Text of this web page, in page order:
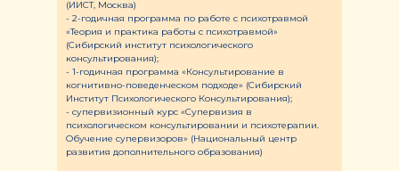
(ИИСТ, Москва)
- 2-годичная программа по работе с психотравмой
«Теория и практика работы с психотравмой»
(Сибирский институт психологического
консультирования);
- 1-годичная программа «Консультирование в
когнитивно-поведенческом подходе» (Сибирский
Институт Психологического Консультирования);
- супервизионный курс «Супервизия в
психологическом консультировании и психотерапии.
Обучение супервизоров» (Национальный центр
развития дополнительного образования)